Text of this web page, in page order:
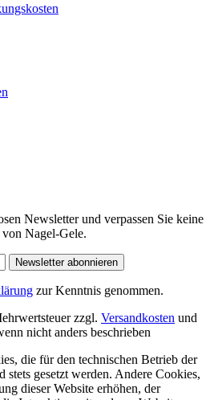
Newsletter und verpassen Sie keine
Nagel-Gele.
Newsletter abonnieren
zur Kenntnis genommen.
zzgl. Versandkosten und
nicht anders beschrieben
die für den technischen Betrieb der
stets gesetzt werden. Andere Cookies,
dieser Website erhöhen, der